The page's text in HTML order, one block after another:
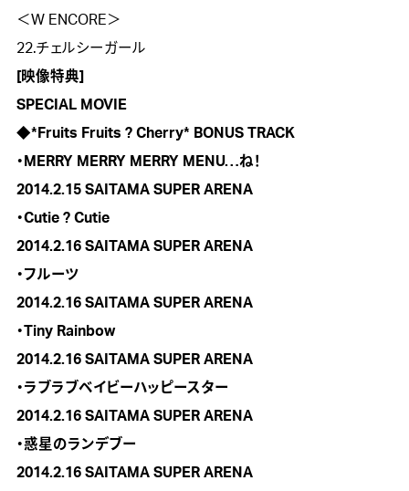
＜W ENCORE＞
[映像特典]
SPECIAL MOVIE
◆*Fruits Fruits ? Cherry* BONUS TRACK
・MERRY MERRY MERRY MENU…ね！
2014.2.15 SAITAMA SUPER ARENA
・Cutie ? Cutie
2014.2.16 SAITAMA SUPER ARENA
・フルーツ
2014.2.16 SAITAMA SUPER ARENA
・Tiny Rainbow
2014.2.16 SAITAMA SUPER ARENA
・ラブラブベイビーハッピースター
2014.2.16 SAITAMA SUPER ARENA
・惑星のランデブー
2014.2.16 SAITAMA SUPER ARENA